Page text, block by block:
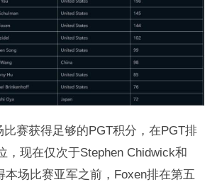
比赛获得足够的PGT积分，在PGT排
，现在仅次于Stephen Chidwick和
本场比赛亚军之前，Foxen排在第五